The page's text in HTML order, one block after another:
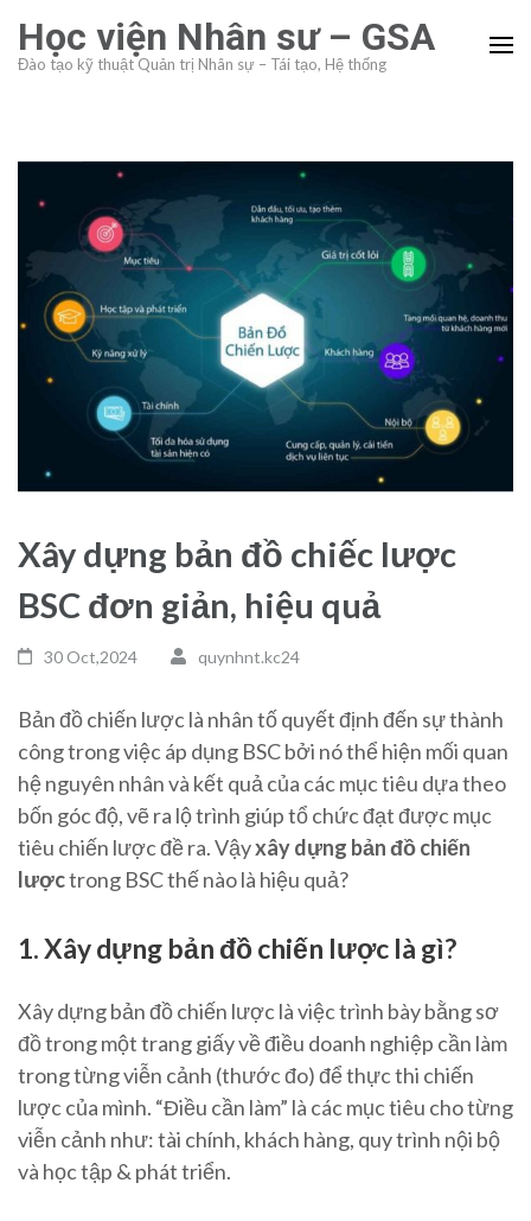
content
Học viện Nhân sư – GSA
Đào tạo kỹ thuật Quản trị Nhân sự – Tái tạo, Hệ thống
Xây dựng bản đồ chiếc lược
BSC đơn giản, hiệu quả
30 Oct,2024 quynhnt.kc24
Bản đồ chiến lược là nhân tố quyết định đến sự thành
công trong việc áp dụng BSC bởi nó thể hiện mối quan
hệ nguyên nhân và kết quả của các mục tiêu dựa theo
bốn góc độ, vẽ ra lộ trình giúp tổ chức đạt được mục
tiêu chiến lược đề ra. Vậyxây dựng bản đồ chiến
lượctrong BSC thế nào là hiệu quả?
1. Xây dựng bản đồ chiến lược là gì?
Xây dựng bản đồ chiến lược là việc trình bày bằng sơ
đồ trong một trang giấy về điều doanh nghiệp cần làm
trong từng viễn cảnh (thước đo) để thực thi chiến
lược của mình. “Điều cần làm” là các mục tiêu cho từng
viễn cảnh như: tài chính, khách hàng, quy trình nội bộ
và học tập & phát triển.